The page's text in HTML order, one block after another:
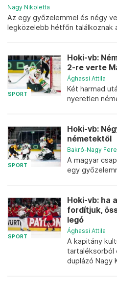
Nagy Nikoletta
Az egy győzelemmel és négy
legközelebb hétfőn találkoznak
SPORT
Hoki-vb:
2-re verte
Ághassi Attila
Két harmad
nyeretlen
SPORT
Hoki-vb:
németektől
Bakró-Nagy
A magyar
egy
SPORT
Hoki-vb: ha
fordítjuk,
legó
Ághassi Attila
A kapitány
tartaléksorból
duplázó Nagy